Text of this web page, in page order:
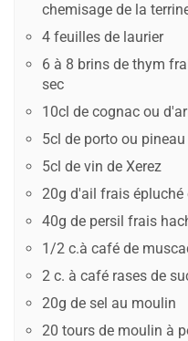
chemisage de la
4 feuilles de laurier
6 à 8 brins de thym
sec
10cl de cognac ou
5cl de porto ou
5cl de vin de Xerez
20g d'ail frais épluché
40g de persil frais
1/2 c.à café de
2 c. à café rases de
20g de sel au moulin
20 tours de moulin à